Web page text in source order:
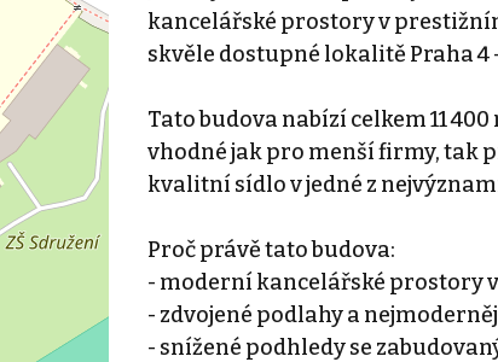
kancelářské prostory v
skvěle dostupné lokalitě Praha 4
Tato budova nabízí celkem 11
vhodné jak pro menší firmy, tak
kvalitní sídlo v jedné z
Proč právě tato budova:
- moderní kancelářské prostory
- zdvojené podlahy a
- snížené podhledy se